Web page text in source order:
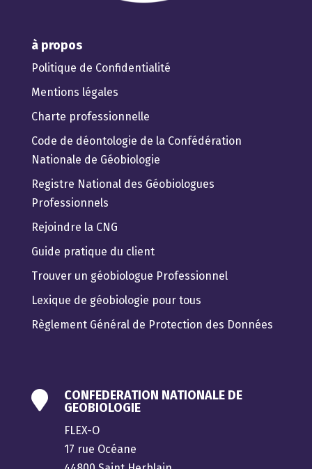
à propos
Politique de Confidentialité
Mentions légales
Charte professionnelle
Code de déontologie de la Confédération
Nationale de Géobiologie
Registre National des Géobiologues
Professionnels
Rejoindre la CNG
Guide pratique du client
Trouver un géobiologue Professionnel
Lexique de géobiologie pour tous
Règlement Général de Protection des Données

CONFEDERATION NATIONALE DE
GEOBIOLOGIE
FLEX-O
17 rue Océane